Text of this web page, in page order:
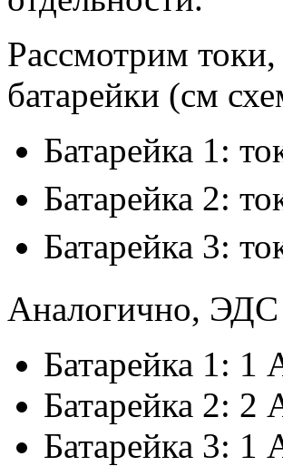
Рассмотрим
батарейки (см
Батарейка 1:
Батарейка 2:
Батарейка 3:
Аналогично, ЭДС
Батарейка 1: 1
Батарейка 2: 2
Батарейка 3: 1